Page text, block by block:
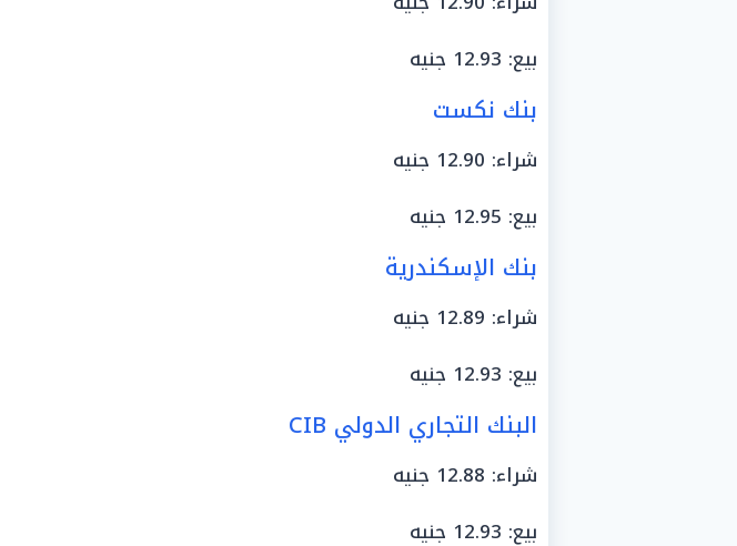
بيع: 12.93 جنيه
بنك نكست
شراء: 12.90 جنيه
بيع: 12.95 جنيه
بنك الإسكندرية
شراء: 12.89 جنيه
بيع: 12.93 جنيه
البنك التجاري الدولي CIB
شراء: 12.88 جنيه
بيع: 12.93 جنيه